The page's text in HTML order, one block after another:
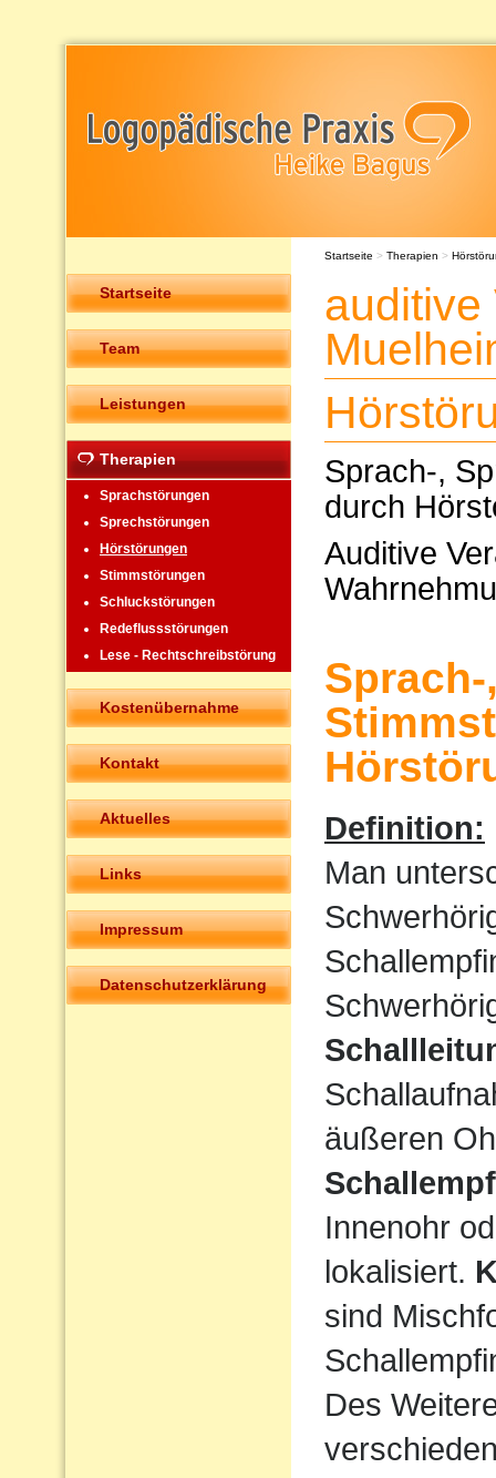
Startseite
Team
Leistungen
Therapien
Sprachstörungen
Sprechstörungen
Hörstörungen
Stimmstörungen
Schluckstörungen
Redeflussstörungen
Lese - Rechtschreibstörung
Kostenübernahme
Kontakt
Aktuelles
Links
Impressum
Datenschutzerklärung
Startseite > Therapien >
auditive
Sprach-,
durch
Auditive
Definition:
Man
äußeren
Innenohr
lokalisiert.
sind
Des